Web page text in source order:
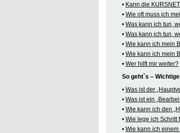
• Kann die
• Wie oft muss ich
• Was kann ich tun,
• Was kann ich tun,
• Wie kann ich mein
• Wie kann ich mein
• Wer hilft mir weiter?
So geht`s –
• Was ist der
• Was ist ein
• Wie kann ich den
• Wie lege ich Schritt
• Wie kann ich